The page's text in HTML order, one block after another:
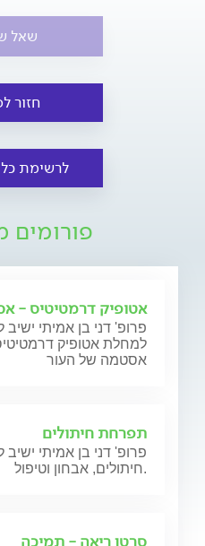
שאל
חזור
לרשימת כל
פורומים
אטופיק דרמטיטיס -
פרופ' דני בן אמיתי
למחלת אטופיק
אסטמה של העור
תפרחת חיתולים
פרופ' דני בן אמיתי
חיתולים, אבחון וטיפול.